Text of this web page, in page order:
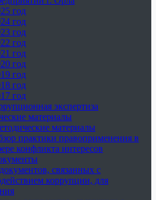
год
год
год
год
год
год
год
год
год
экспертиза
материалы
материалы
практики правоприменения в
конфликта интересов
связанных с
коррупции, для